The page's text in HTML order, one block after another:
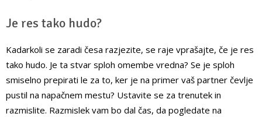
Je res tako hudo?
Kadarkoli se zaradi česa razjezite, se raje vprašajte, če je res
tako hudo. Je ta stvar sploh omembe vredna? Se je sploh
smiselno prepirati le za to, ker je na primer vaš partner čevlje
pustil na napačnem mestu? Ustavite se za trenutek in
razmislite. Razmislek vam bo dal čas, da pogledate na